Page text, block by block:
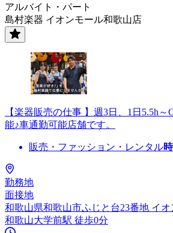
アルバイト・パート
島村楽器 イオンモール和歌山店
【楽器販売の仕事 】週3日、1日5.5h
能♪車通勤可能店舗です。
販売・ファッション・レンタル
勤務地
面接地
和歌山県和歌山市ふじと台23番地 イ
和歌山大学前駅 徒歩0分